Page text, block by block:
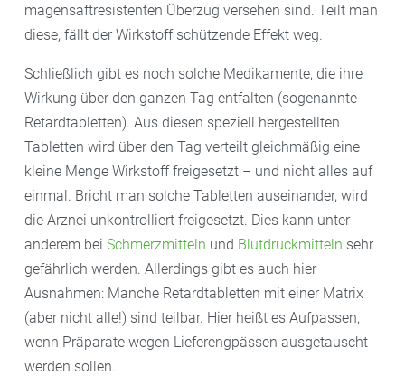
magensaftresistenten Überzug versehen sind. Teilt man
diese, fällt der Wirkstoff schützende Effekt weg.
Schließlich gibt es noch solche Medikamente, die ihre
Wirkung über den ganzen Tag entfalten (sogenannte
Retardtabletten). Aus diesen speziell hergestellten
Tabletten wird über den Tag verteilt gleichmäßig eine
kleine Menge Wirkstoff freigesetzt – und nicht alles auf
einmal. Bricht man solche Tabletten auseinander, wird
die Arznei unkontrolliert freigesetzt. Dies kann unter
anderem bei Schmerzmitteln und Blutdruckmitteln sehr
gefährlich werden. Allerdings gibt es auch hier
Ausnahmen: Manche Retardtabletten mit einer Matrix
(aber nicht alle!) sind teilbar. Hier heißt es Aufpassen,
wenn Präparate wegen Lieferengpässen ausgetauscht
werden sollen.